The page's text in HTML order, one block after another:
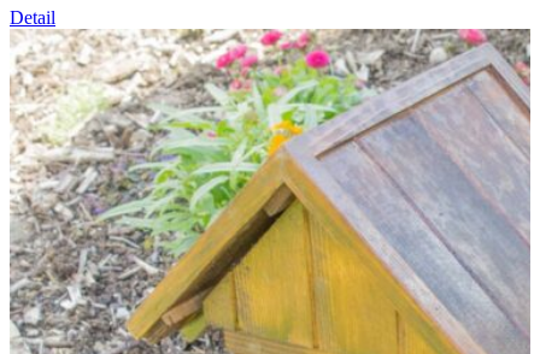
Detail